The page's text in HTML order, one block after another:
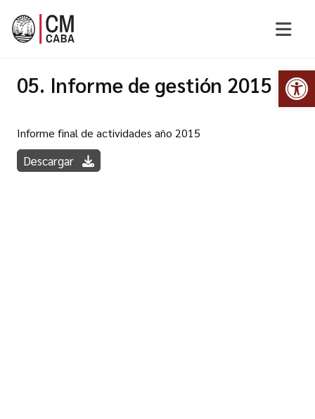
05. Informe de gestión 2015
Informe final de actividades año 2015
Descargar